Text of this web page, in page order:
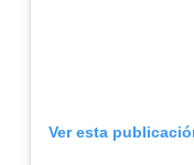
Ver esta